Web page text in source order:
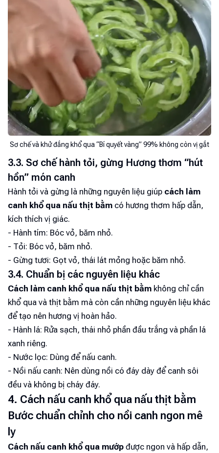
Sơ chế và khử đắng khổ qua “Bí quyết vàng” 99% không còn vị gắt
3.3. Sơ chế hành tỏi, gừng Hương thơm “hút
hồn” món canh
Hành tỏi và gừng là những nguyên liệu giúp cách làm
canh khổ qua nấu thịt bằm có hương thơm hấp dẫn,
kích thích vị giác.
- Hành tím: Bóc vỏ, băm nhỏ.
- Tỏi: Bóc vỏ, băm nhỏ.
- Gừng tươi: Gọt vỏ, thái lát mỏng hoặc băm nhỏ.
3.4. Chuẩn bị các nguyên liệu khác
Cách làm canh khổ qua nấu thịt bằm không chỉ cần
khổ qua và thịt bằm mà còn cần những nguyên liệu khác
để tạo nên hương vị hoàn hảo.
- Hành lá: Rửa sạch, thái nhỏ phần đầu trắng và phần lá
xanh riêng.
- Nước lọc: Dùng để nấu canh.
- Nồi nấu canh: Nên dùng nồi có đáy dày để canh sôi
đều và không bị cháy đáy.
4. Cách nấu canh khổ qua nấu thịt bằm
Bước chuẩn chỉnh cho nồi canh ngon mê
ly
Cách nấu canh khổ qua mướp được ngon và hấp dẫn,